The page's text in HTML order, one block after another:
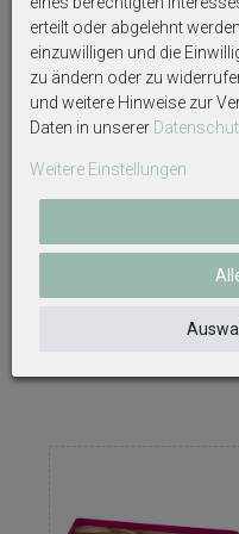
Frühling Sommer 23cm
erteilt oder abgelehnt
einzuwilligen und die
zu ändern oder zu
und weitere Hinweise zur
Daten in unserer
Weitere Einstellungen